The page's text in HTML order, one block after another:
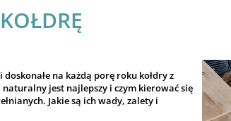
na każdą porę roku kołdry z
jest najlepszy i czym kierować się
Jakie są ich wady, zalety i